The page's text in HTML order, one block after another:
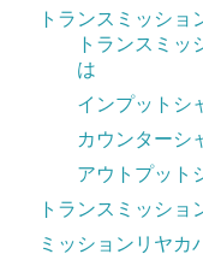
トランスミッショ
トランスミッ
は
インプットシ
カウンターシ
アウトプット
トランスミッショ
ミッションリヤカ